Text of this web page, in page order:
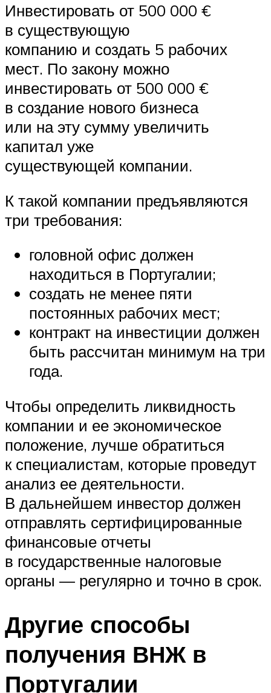
Инвестировать от 500 000 €
в существующую
компанию и создать 5 рабочих
мест. По закону можно
инвестировать от 500 000 €
в создание нового бизнеса
или на эту сумму увеличить
капитал уже
существующей компании.
К такой компании предъявляются
три требования:
головной офис должен
находиться в Португалии;
создать не менее пяти
постоянных рабочих мест;
контракт на инвестиции должен
быть рассчитан минимум на три
года.
Чтобы определить ликвидность
компании и ее экономическое
положение, лучше обратиться
к специалистам, которые проведут
анализ ее деятельности.
В дальнейшем инвестор должен
отправлять сертифицированные
финансовые отчеты
в государственные налоговые
органы — регулярно и точно в срок.
Другие способы
получения ВНЖ в
Португалии